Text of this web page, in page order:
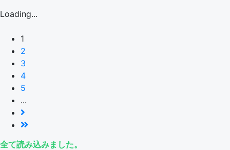
Loading...
1
2
3
4
5
...
全て読み込みました。